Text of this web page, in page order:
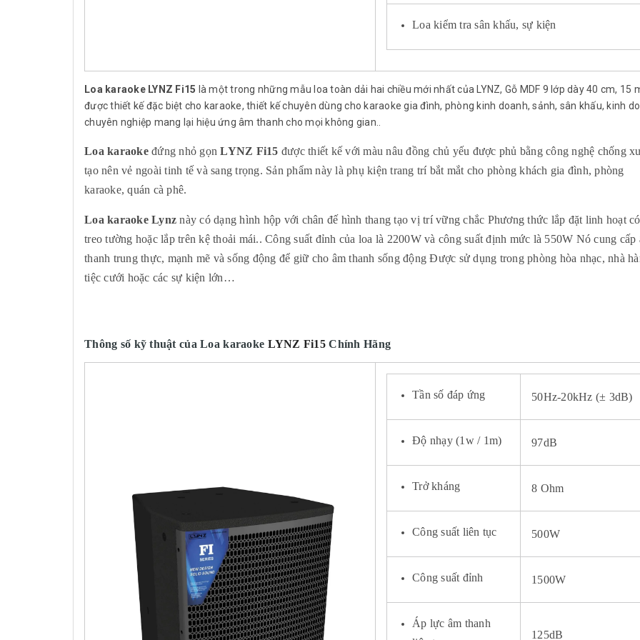
Loa kiểm tra sân khấu, sự kiện
Loa karaoke LYNZ Fi15 là một trong những mẫu loa toàn dải hai chiều mới nhất của LYNZ, Gỗ MDF 9 lớp dày 40 cm, 15
được thiết kế đặc biệt cho karaoke, thiết kế chuyên dùng cho karaoke gia đình, phòng kinh doanh, sảnh, sân khấu, kinh
chuyên nghiệp mang lại hiệu ứng âm thanh cho mọi không gian..
Loa karaokeđứng nhỏ gọnLYNZ Fi15 được thiết kế với màu nâu đồng chủ yếu được phủ bằng công nghệ chống
tạo nên vẻ ngoài tinh tế và sang trọng. Sản phẩm này là phụ kiện trang trí bắt mắt cho phòng khách gia đình, phòng
karaoke, quán cà phê.
Loa karaoke Lynz này có dạng hình hộp với chân đế hình thang tạo vị trí vững chắc Phương thức lắp đặt linh hoạt
treo tường hoặc lắp trên kệ thoải mái.. Công suất đỉnh của loa là 2200W và công suất định mức là 550W Nó cung cấp
thanh trung thực, mạnh mẽ và sống động để giữ cho âm thanh sống động Được sử dụng trong phòng hòa nhạc, nhà
tiệc cưới hoặc các sự kiện lớn…
Thông số kỹ thuật của Loa karaoke LYNZ Fi15 Chính Hãng
Tần số đáp ứng 50Hz-20kHz (± 3dB)
Độ nhạy (1w / 1m) 97dB
Trở kháng 8 Ohm
Công suất liên tục 500W
Công suất đỉnh 1500W
Áp lực âm thanh
125dB